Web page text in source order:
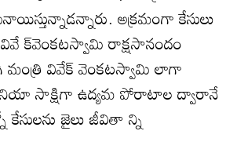
అక్రమంగా కేసులు
క్‌వెంకటస్వామి రాక్షసానందం
మంత్రి వివేక్‌ వెంకటస్వామి లాగా
సాక్షిగా ఉద్యమ పోరాటాల ద్వారానే
జైలు జీవితా న్ని